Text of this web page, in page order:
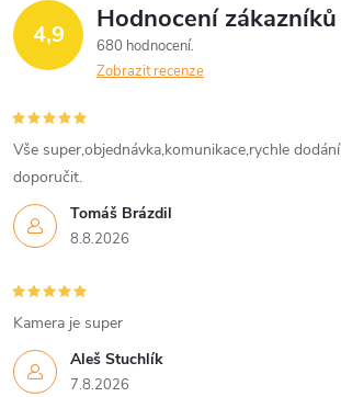
4,9 Hodnocení zákazníků
680 hodnocení
Zobrazit recenze
Tomáš Brázdil
8.8.2026
Vše super,objednávka,komunikace,rychle
doporučit.
Aleš Stuchlík
7.8.2026
Kamera je super